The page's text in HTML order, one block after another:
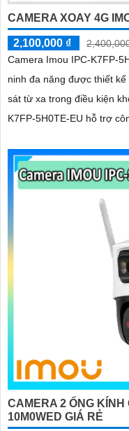
CAMERA XOAY 4G
2,100,000 ₫
Camera Imou IPC-K7FP-
ninh đa năng được thiết
sát từ xa trong điều kiện
K7FP-5H0TE-EU hỗ trợ
CAMERA 2 ỐNG KÍNH
10M0WED GIÁ RẺ